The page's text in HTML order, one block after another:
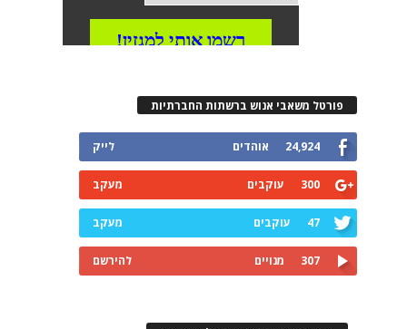
פורטל משאבי אנוש ברשתות החברתיות
24,924 אוהדים לייק
300 עוקבים מעקב
47 עוקבים מעקב
307 מנויים להירשם